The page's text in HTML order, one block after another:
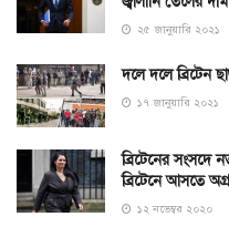
২৫ জানুয়ারি ২০২১
দলে দলে ব্রিটেন
১৭ জানুয়ারি ২০২১
ব্রিটেনের
ব্রিটেনে আসতে
১২ নভেম্বর ২০২০